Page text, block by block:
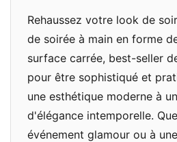
Rehaussez votre look de
de soirée à main en forme
surface carrée, best-seller
pour être sophistiqué et
une esthétique moderne à
d'élégance intemporelle.
événement glamour ou à